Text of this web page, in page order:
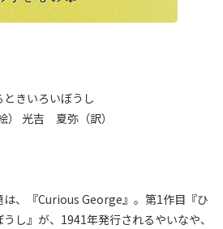
きいろいぼうし
） 光吉 夏弥（訳）
は、『Curious George』。第1作目『ひ
し』が、1941年発行されるやいなや、